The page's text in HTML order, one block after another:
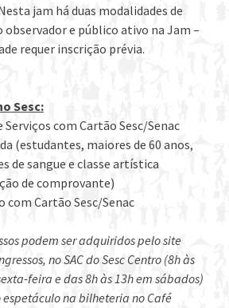
jam há duas modalidades de
e público ativo na Jam –
requer inscrição prévia.
Sesc:
Serviços com Cartão Sesc/Senac
(estudantes, maiores de 60 anos,
de sangue e classe artística
de comprovante)
com Cartão Sesc/Senac
podem ser adquiridos pelo site
no SAC do Sesc Centro (8h às
feira e das 8h às 13h em sábados)
na bilheteria no Café